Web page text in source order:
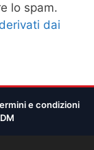
lo spam.
dai
e condizioni